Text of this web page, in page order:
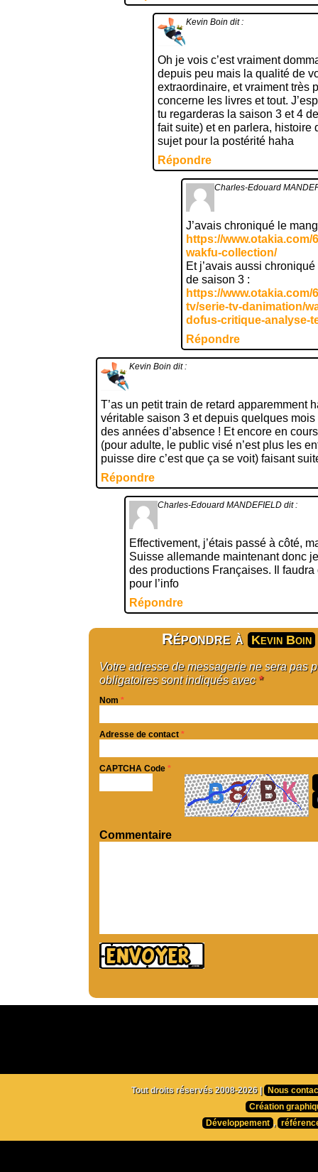
Kevin Boin dit :
Oh je vois c’est vraiment
depuis peu mais la qualité de
extraordinaire, et vraiment très
concerne les livres et tout.
tu regarderas la saison 3 et 4
fait suite) et en parlera, histoire
sujet pour la postérité haha
Répondre
Charles-Edouard
J’avais chroniqué le
https://
wakfu-collection/
Et j’avais aussi
de saison 3 :
https://www.otakia.com/
tv/serie-tv-danimation/
dofus-critique-analyse-
Répondre
Kevin Boin dit :
T’as un petit train de retard apparemment
véritable saison 3 et depuis quelques
des années d’absence ! Et encore en
(pour adulte, le public visé n’est plus les
puisse dire c’est que ça se voit) faisant
Répondre
Charles-Edouard MANDEFIELD dit :
Effectivement, j’étais passé à côté,
Suisse allemande maintenant donc
des productions Françaises. Il
pour l’info
Répondre
Répondre à Kevin Boin
Votre adresse de messagerie ne sera pas
obligatoires sont indiqués avec *
Nom *
Adresse de contact *
CAPTCHA Code *
Commentaire
Tout droits réservés 2008-2026 |
Nous
Création
Développement ,